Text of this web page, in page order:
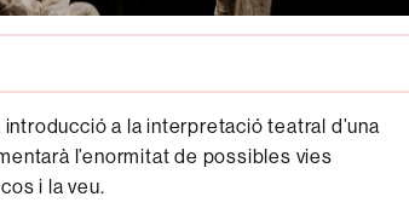
a la interpretació teatral d’una
l’enormitat de possibles vies
i la veu.